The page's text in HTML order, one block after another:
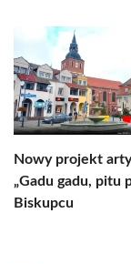
Nowy projekt
„Gadu gadu, pitu
Biskupcu